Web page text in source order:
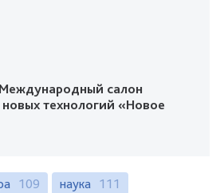
салон
технологий «Новое
109 наука 111